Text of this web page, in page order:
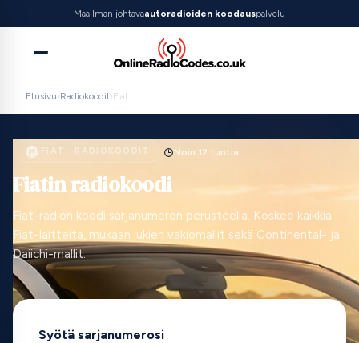
Maailman johtavaautoradioiden koodauspalvelu
Etusivu›Radiokoodit›Fiat
FIAT · RADIOKOODIT Noin 12 tuntia
Fiatin radiokoodi
Fiat-radion koodi sarjanumeron perusteella. Koskee kaikkia
Fiat-laitteita, mukaan lukien vakiomallit sekä Continental- ja
Daiichi-mallit.
Syötä sarjanumerosi